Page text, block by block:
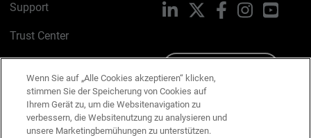
Support
Trust Center
Cookie-Richtlinie
Datenschutzrichtlinie
LinkedIn FacebookInstagram
Wenn Sie auf „Alle Cookies akzeptieren“ klicken,
stimmen Sie der Speicherung von Cookies auf
Ihrem Gerät zu, um die Websitenavigation zu
verbessern, die Websitenutzung zu analysieren und
unsere Marketingbemühungen zu unterstützen.